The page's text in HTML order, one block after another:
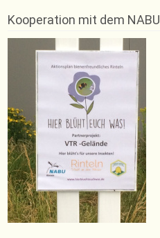
Bewegung
in
dein
Leben!
Kooperation mit dem NABU